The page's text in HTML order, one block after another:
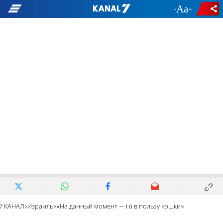
- +
7 КАНАЛ Израиль «На данный момент – 1:0 в пользу кошки»